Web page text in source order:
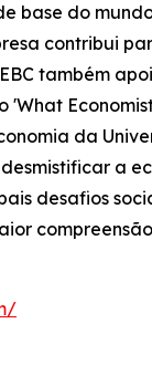
base do
contribui
também
'What
da
a
desafios